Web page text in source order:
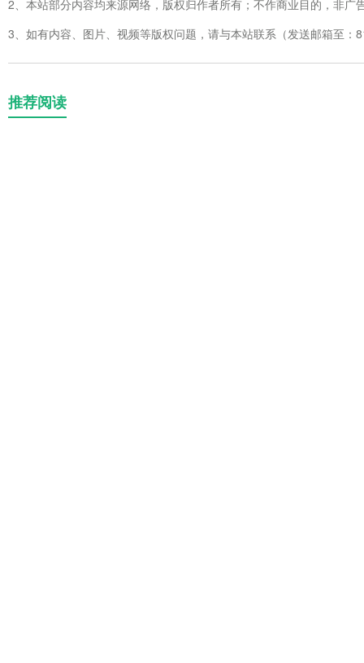
2、本站部分内容均来源网络，版权归作者所有；不作商业目的，非广
3、如有内容、图片、视频等版权问题，请与本站联系（发送邮箱至
推荐阅读